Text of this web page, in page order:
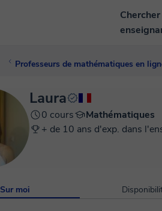
Professeurs de mathématiques en
Laura
0 cours
Mathématiques
+ de 10 ans d'exp. dans
Sur moi